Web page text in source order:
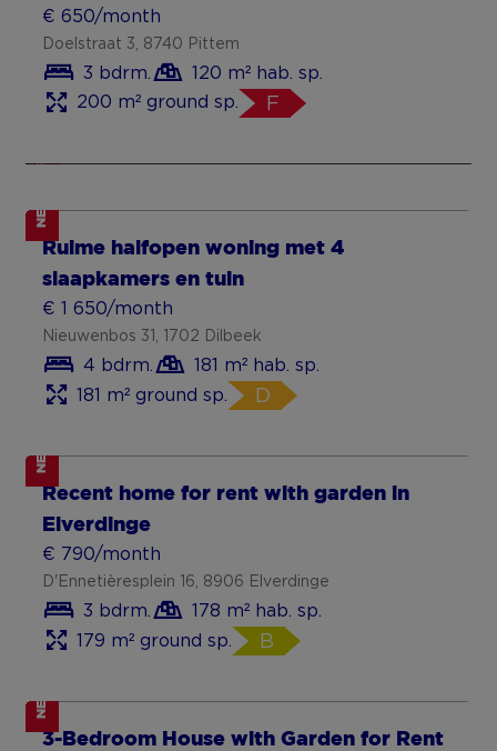
€ 650/month
Doelstraat 3, 8740 Pittem
3 bdrm.
120 m² hab. sp.
200 m² ground sp.
F
NEW
€ 1 150/month
Watertorenstraat 19, 8851 Koolskamp
3 bedrooms
155 m² habitable sp.
195 m² ground sp.
NEW
Ruime halfopen woning met 4
slaapkamers en tuin
€ 1 650/month
Nieuwenbos 31, 1702 Dilbeek
4 bdrm.
181 m² hab. sp.
181 m² ground sp.
D
NEW
Recent home for rent with garden in
Elverdinge
€ 790/month
D'Ennetièresplein 16, 8906 Elverdinge
3 bdrm.
178 m² hab. sp.
179 m² ground sp.
B
NEW
3-Bedroom House with Garden for Rent